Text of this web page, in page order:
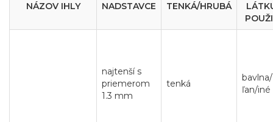
NÁZOV IHLY NADSTAVCE TENKÁ/HRUBÁ
najtenší s
priemerom
1.3 mm
tenká
bavlna/
ľan/iné